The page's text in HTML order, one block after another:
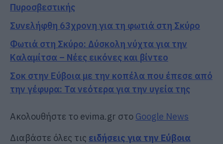
Πυροσβεστικής
Συνελήφθη 63χρονη για τη φωτιά στη Σκύρο
Φωτιά στη Σκύρο: Δύσκολη νύχτα για την
Καλαμίτσα – Νέες εικόνες και βίντεο
Σοκ στην Εύβοια με την κοπέλα που έπεσε από
την γέφυρα: Τα νεότερα για την υγεία της
Ακολουθήστε το evima.gr στο Google News
Διαβάστε όλες τις ειδήσεις για την Εύβοια